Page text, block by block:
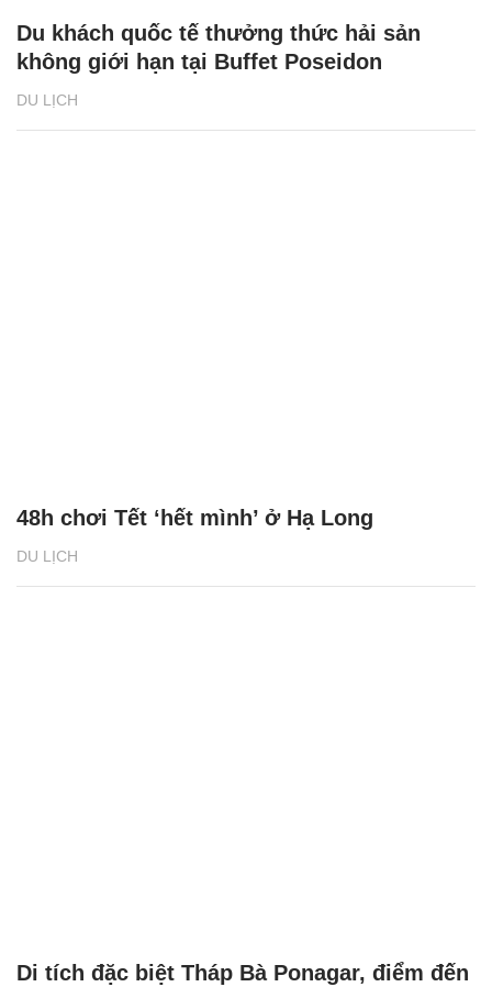
DU LỊCH
Du khách quốc tế thưởng thức hải sản
không giới hạn tại Buffet Poseidon
DU LỊCH
48h chơi Tết ‘hết mình’ ở Hạ Long
Di tích đặc biệt Tháp Bà Ponagar, điểm đến